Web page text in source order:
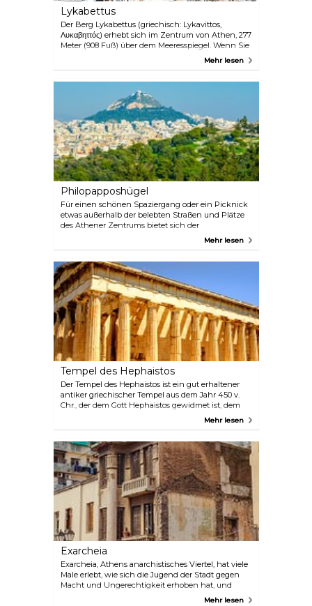
Lykabettus
Der Berg Lykabettus (griechisch: Lykavittos,
Λυκαβηττός) erhebt sich im Zentrum von Athen, 277
Meter (908 Fuß) über dem Meeresspiegel. Wenn Sie
sich auf diese Höhe begeben, haben Sie einen
herrlichen 360°-Blick über Athen, die Ägäis und die
sogar bis zu den Bergen der Peloponnes sehen.
Neben der Aussicht gibt es auch ein schickes Café-
Restaurant, eine Kapelle aus dem 19. Jahrhundert
und ein Amphitheater.
Mehr lesen
Philopapposhügel
Für einen schönen Spaziergang oder ein Picknick
etwas außerhalb der belebten Straßen und Plätze
des Athener Zentrums bietet sich der
Philopapposhügel an. Er bietet einen großartigen
Blick über die Stadt und vielleicht den besten Blick
erfassen und gleichzeitig die Touristenmassen zu
vermeiden, und nah genug, um die Schönheit der
Architektur zu sehen.
Mehr lesen
Tempel des Hephaistos
Der Tempel des Hephaistos ist ein gut erhaltener
antiker griechischer Tempel aus dem Jahr 450 v.
Chr., der dem Gott Hephaistos gewidmet ist, dem
Beschützer der Schmiede, Handwerker,
besten erhaltenen Tempel, nicht nur in
Griechenland, sondern in ganz Europa.
Mehr lesen
Exarcheia
Exarcheia, Athens anarchistisches Viertel, hat viele
Male erlebt, wie sich die Jugend der Stadt gegen
Macht und Ungerechtigkeit erhoben hat, und
leider war es auch Schauplatz politischer Dramen.
Mehr lesen